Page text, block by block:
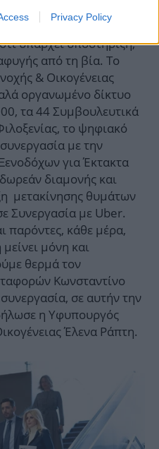
Privacy Policy
να φτάσει σε
σε κάθε γυναίκα
υπάρχει υποστήριξη,
από τη βία. Το
& Οικογένειας
οργανωμένο δίκτυο
τα 44 Συμβουλευτικά
το ψηφιακό
με την
για Έκτακτα
διαμονής και
μετακίνησης θυμάτων
Συνεργασία με Uber.
παρόντες, κάθε μέρα,
μόνη και
θερμά τον
Κωνσταντίνο
σε αυτήν την
η Υφυπουργός
Έλενα Ράπτη.